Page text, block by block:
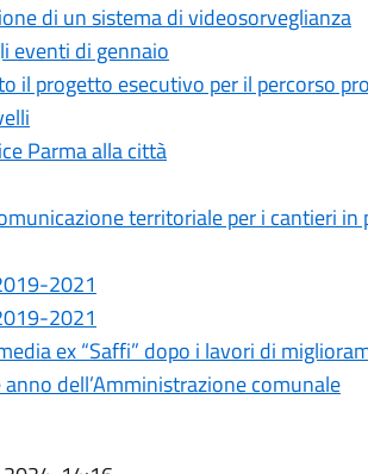
di un sistema di videosorveglianza
eventi di gennaio
il progetto esecutivo per il percorso
Parma alla città
territoriale per i cantieri
2021
2021
ex “Saffi” dopo i lavori di
dell’Amministrazione comunale